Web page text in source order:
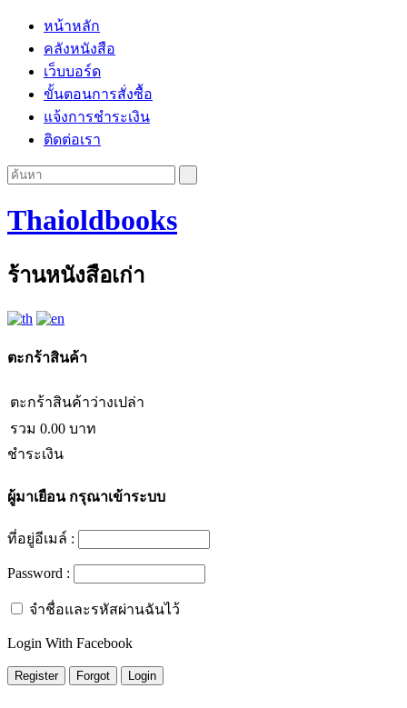
หน้าหลัก
คลังหนังสือ
เว็บบอร์ด
ขั้นตอนการสั่งซื้อ
แจ้งการชำระเงิน
ติดต่อเรา
Thaioldbooks
ร้านหนังสือเก่า
ตะกร้าสินค้า
ตะกร้าสินค้าว่างเปล่า
รวม 0.00 บาท
ชำระเงิน
ผู้มาเยือนกรุณาเข้าระบบ
ที่อยู่อีเมล์ :
Password :
จำชื่อและรหัสผ่านฉันไว้
Login With Facebook